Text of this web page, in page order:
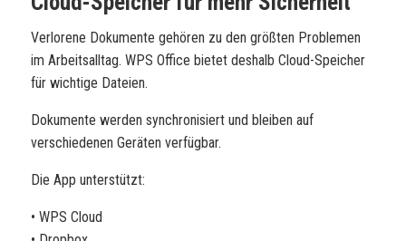
Verlorene Dokumente gehören zu den größten Problemen
im Arbeitsalltag. WPS Office bietet deshalb Cloud-Speicher
für wichtige Dateien.
Dokumente werden synchronisiert und bleiben auf
verschiedenen Geräten verfügbar.
Die App unterstützt:
• WPS Cloud